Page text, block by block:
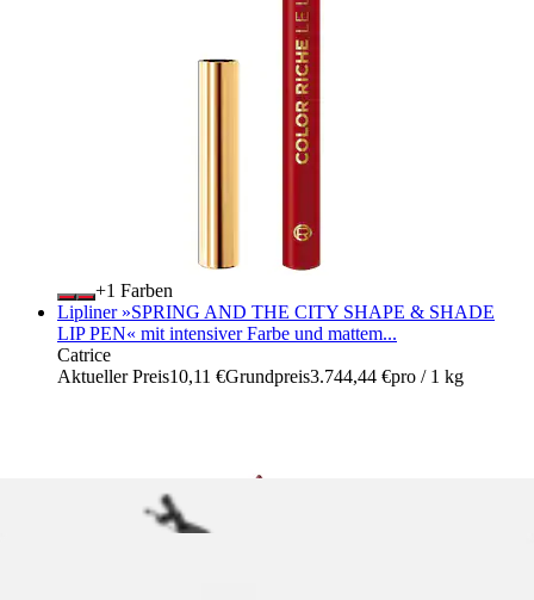
+
Farben
Lipliner »SPRING AND THE CITY SHAPE & SHADE
LIP PEN« mit intensiver Farbe und mattem...
Catrice
Aktueller Preis10,11 €Grundpreis3.744,44 €pro / 1 kg